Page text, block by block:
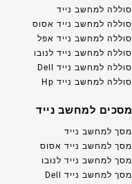
סוללה למחשב נייד
סוללה למחשב נייד אסוס
סוללה למחשב נייד אפל
סוללה למחשב נייד לנובו
סוללה למחשב נייד Dell
סוללה למחשב נייד Hp
מסכים למחשב נייד
מסך למחשב נייד
מסך למחשב נייד אסוס
מסך למחשב נייד לנובו
מסך למחשב נייד Dell